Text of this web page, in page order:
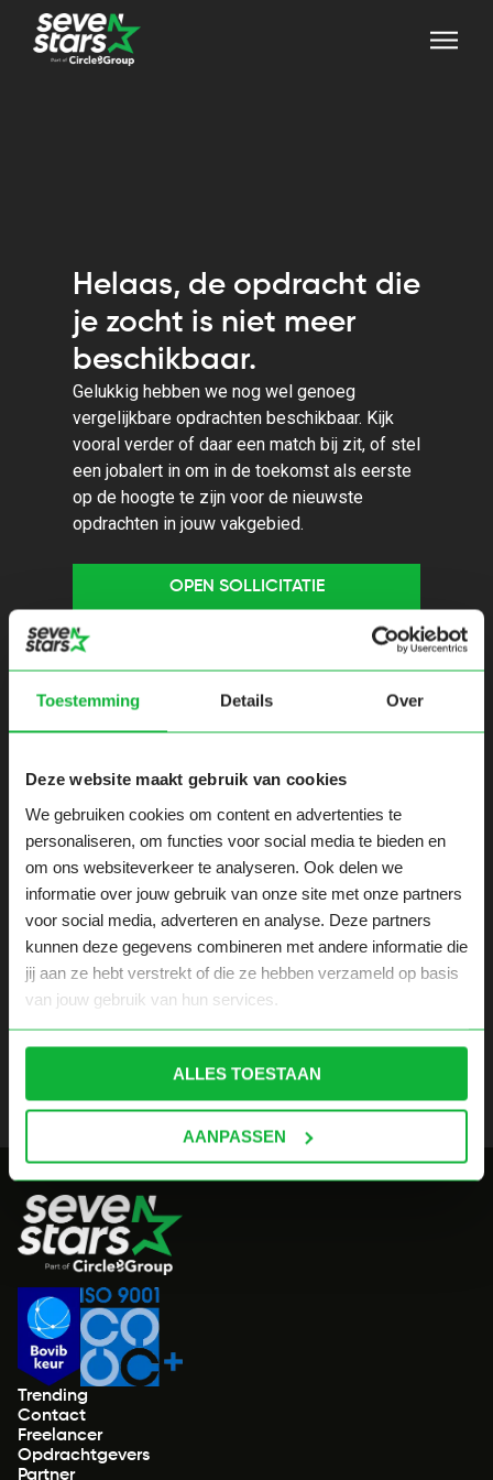
Toestemming Details Over
Deze website maakt gebruik van cookies
We gebruiken cookies om content en advertenties te
personaliseren, om functies voor social media te bieden en
om ons websiteverkeer te analyseren. Ook delen we
informatie over jouw gebruik van onze site met onze partners
voor social media, adverteren en analyse. Deze partners
kunnen deze gegevens combineren met andere informatie die
jij aan ze hebt verstrekt of die ze hebben verzameld op basis
van jouw gebruik van hun services.
ALLES TOESTAAN
AANPASSEN
Helaas, de opdracht die
je zocht is niet meer
beschikbaar.
Gelukkig hebben we nog wel genoeg
vergelijkbare opdrachten beschikbaar. Kijk
vooral verder of daar een match bij zit, of stel
een jobalert in om in de toekomst als eerste
op de hoogte te zijn voor de nieuwste
opdrachten in jouw vakgebied.
OPEN SOLLICITATIE
Gerelateerde opdrachten
Informatiearchit
ect
Gouda
20 uren
BEKIJK OPDRACHT
Trending
Contact
Freelancer
Opdrachtgevers
Partner